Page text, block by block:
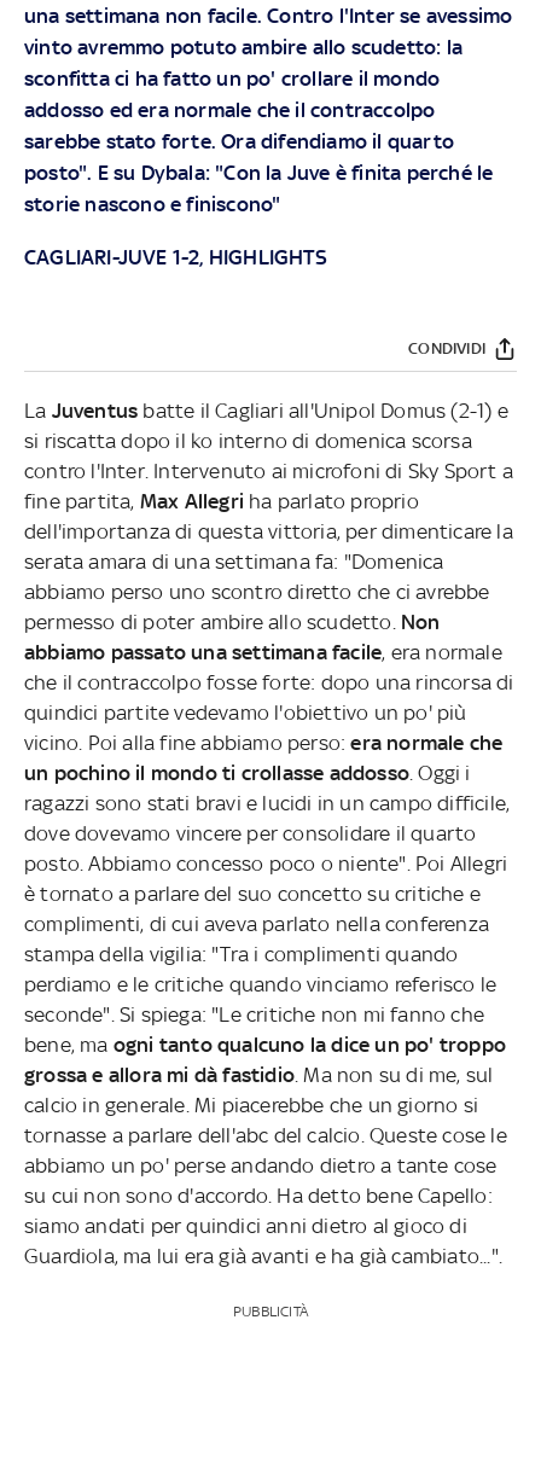
una settimana non facile. Contro l'Inter se avessimo
vinto avremmo potuto ambire allo scudetto: la
sconfitta ci ha fatto un po' crollare il mondo
addosso ed era normale che il contraccolpo
sarebbe stato forte. Ora difendiamo il quarto
posto". E su Dybala: "Con la Juve è finita perché le
storie nascono e finiscono"
CAGLIARI-JUVE 1-2, HIGHLIGHTS
CONDIVIDI
La Juventus batte il Cagliari all'Unipol Domus (2-1) e
si riscatta dopo il ko interno di domenica scorsa
contro l'Inter. Intervenuto ai microfoni di Sky Sport a
fine partita, Max Allegri ha parlato proprio
dell'importanza di questa vittoria, per dimenticare la
serata amara di una settimana fa: "Domenica
abbiamo perso uno scontro diretto che ci avrebbe
permesso di poter ambire allo scudetto. Non
abbiamo passato una settimana facile, era normale
che il contraccolpo fosse forte: dopo una rincorsa di
quindici partite vedevamo l'obiettivo un po' più
vicino. Poi alla fine abbiamo perso:era normale che
un pochino il mondo ti crollasse addosso . Oggi i
ragazzi sono stati bravi e lucidi in un campo difficile,
dove dovevamo vincere per consolidare il quarto
posto. Abbiamo concesso poco o niente". Poi Allegri
è tornato a parlare del suo concetto su critiche e
complimenti, di cui aveva parlato nella conferenza
stampa della vigilia: "Tra i complimenti quando
perdiamo e le critiche quando vinciamo referisco le
seconde". Si spiega: "Le critiche non mi fanno che
bene, ma ogni tanto qualcuno la dice un po' troppo
grossa e allora mi dà fastidio . Ma non su di me, sul
calcio in generale. Mi piacerebbe che un giorno si
tornasse a parlare dell'abc del calcio. Queste cose le
abbiamo un po' perse andando dietro a tante cose
su cui non sono d'accordo. Ha detto bene Capello:
siamo andati per quindici anni dietro al gioco di
Guardiola, ma lui era già avanti e ha già cambiato...".
PUBBLICITÀ